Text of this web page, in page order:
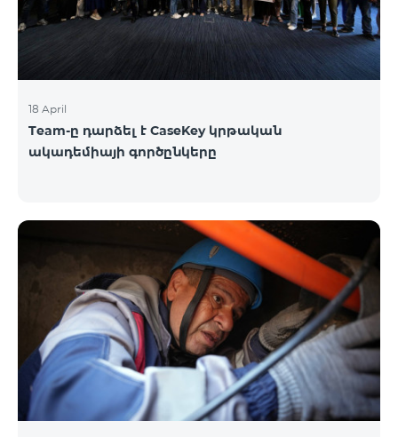
18 April
Team-ը դարձել է CaseKey կրթական
ակադեմիայի գործընկերը